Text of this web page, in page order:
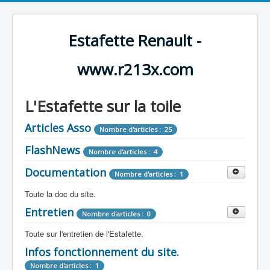
Estafette Renault -
www.r213x.com
L'Estafette sur la toile
Articles Asso Nombre d'articles : 25
FlashNews Nombre d'articles : 4
Documentation Nombre d'articles : 1
Toute la doc du site.
Revue de Presse Nombre d'articles : 9
Tous les articles que l'on a vu sur l'estafette !
Camping Car Nombre d'articles : 3
Entretien Nombre d'articles : 0
Toute sur l'entretien de l'Estafette.
Mécanique Nombre d'articles : 0
Infos fonctionnement du site.
Nombre d'articles : 1